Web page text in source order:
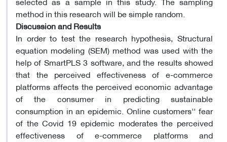
method in this research will be simple random.
Discussion and Results
In order to test the research hypothesis, Structural
equation modeling (SEM) method was used with the
help of SmartPLS 3 software, and the results showed
that the perceived effectiveness of e-commerce
platforms affects the perceived economic advantage
of the consumer in predicting sustainable
consumption in an epidemic. Online customers'' fear
of the Covid 19 epidemic moderates the perceived
effectiveness of e-commerce platforms and